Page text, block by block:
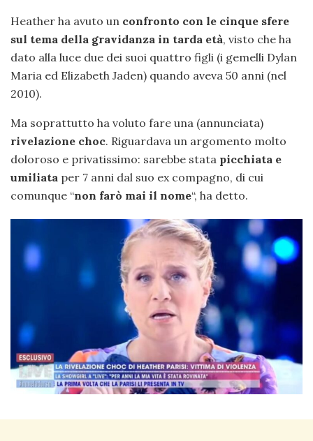
Heather ha avuto un confronto con le cinque sfere
sul tema della gravidanza in tarda età, visto che ha
dato alla luce due dei suoi quattro figli (i gemelli Dylan
Maria ed Elizabeth Jaden) quando aveva 50 anni (nel
2010).
Ma soprattutto ha voluto fare una (annunciata)
rivelazione choc. Riguardava un argomento molto
doloroso e privatissimo: sarebbe stata picchiata e
umiliata per 7 anni dal suo ex compagno, di cui
comunque “non farò mai il nome“, ha detto.